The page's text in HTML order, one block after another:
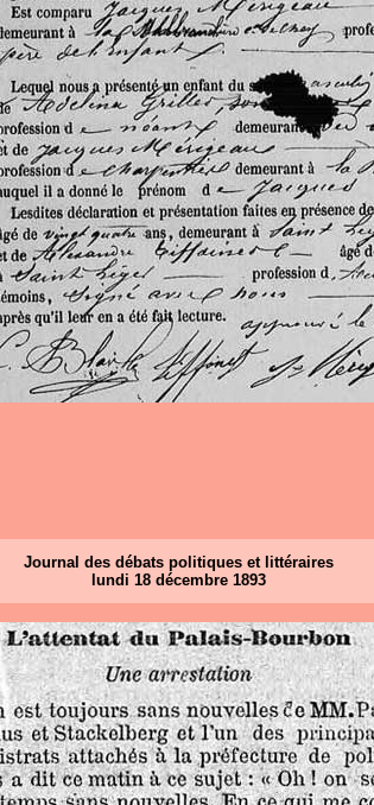
Journal des débats politiques et littéraires
lundi 18 décembre 1893